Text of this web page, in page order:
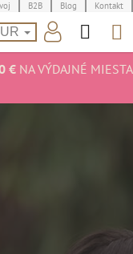
B2B Blog Kontakt
€NA VÝDAJNÉ MIESTA